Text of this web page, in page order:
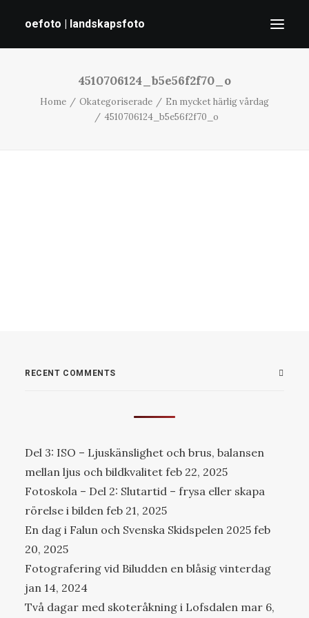
oefoto | landskapsfoto
GALLERI
4510706124_b5e56f2f70_o
Home Okategoriserade
En mycket härlig vårdag
4510706124_b5e56f2f70_o
RECENT COMMENTS
Del 3: ISO – Ljuskänslighet och brus, balansen
mellan ljus och bildkvalitet feb 22, 2025
Fotoskola – Del 2: Slutartid – frysa eller skapa
rörelse i bilden feb 21, 2025
En dag i Falun och Svenska Skidspelen 2025 feb
20, 2025
Fotografering vid Biludden en blåsig vinterdag
jan 14, 2024
Två dagar med skoteråkning i Lofsdalen mar 6,